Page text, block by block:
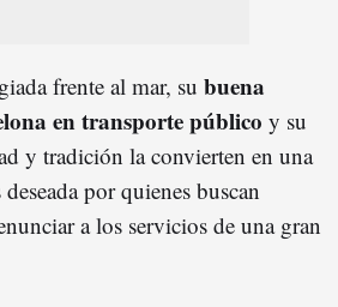
frente al mar, su buena
en transporte público y su
y tradición la convierten en una
por quienes buscan
a los servicios de una gran